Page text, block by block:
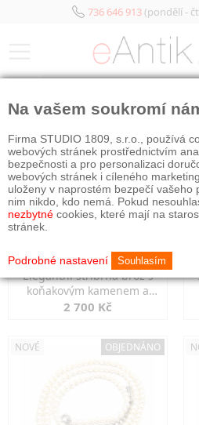
736 646 913(pondělí -
Elegantní stříbrná brož s
koňakovým kamenem a
markazity
2 700 Kč
NOVÉ OBJEDNÁNO
Na vašem soukromí
Firma STUDIO 1809, s.r.o., používá
webových stránek prostřednictvím
bezpečnosti a pro personalizaci
webových stránek i cíleného
uloženy v naprostém bezpečí vašeho
nim nikdo, kdo nemá. Pokud
nezbytné cookies, které mají na
stránek.
Podrobné nastavení Souhlasím